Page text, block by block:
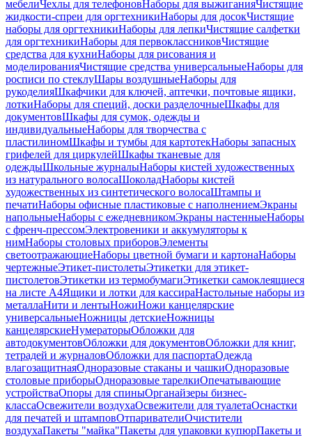
мебелиЧехлы для телефоновНаборы для выжиганияЧистящие
жидкости-спреи для оргтехникиНаборы для досокЧистящие
наборы для оргтехникиНаборы для лепкиЧистящие салфетки
для оргтехникиНаборы для первоклассниковЧистящие
средства для кухниНаборы для рисования и
моделированияЧистящие средства универсальныеНаборы для
росписи по стеклуШары воздушныеНаборы для
рукоделияШкафчики для ключей, аптечки, почтовые ящики,
лоткиНаборы для специй, доски разделочныеШкафы для
документовШкафы для сумок, одежды и
индивидуальныеНаборы для творчества с
пластилиномШкафы и тумбы для картотекНаборы запасных
грифелей для циркулейШкафы тканевые для
одеждыШкольные журналыНаборы кистей художественных
из натурального волосаШоколадНаборы кистей
художественных из синтетического волосаШтампы и
печатиНаборы офисные пластиковые с наполнениемЭкраны
напольныеНаборы с ежедневникомЭкраны настенныеНаборы
с френч-прессомЭлектровеники и аккумуляторы к
нимНаборы столовых приборовЭлементы
светоотражающиеНаборы цветной бумаги и картонаНаборы
чертежныеЭтикет-пистолетыЭтикетки для этикет-
пистолетовЭтикетки из термобумагиЭтикетки самоклеящиеся
на листе А4Ящики и лотки для кассираНастольные наборы из
металлаНити и лентыНожиНожи канцелярские
универсальныеНожницы детскиеНожницы
канцелярскиеНумераторыОбложки для
автодокументовОбложки для документовОбложки для книг,
тетрадей и журналовОбложки для паспортаОдежда
влагозащитнаяОдноразовые стаканы и чашкиОдноразовые
столовые приборыОдноразовые тарелкиОпечатывающие
устройстваОпоры для спиныОрганайзеры бизнес-
классаОсвежители воздухаОсвежители для туалетаОснастки
для печатей и штамповОтпаривателиОчистители
воздухаПакеты "майка"Пакеты для упаковки купюрПакеты и